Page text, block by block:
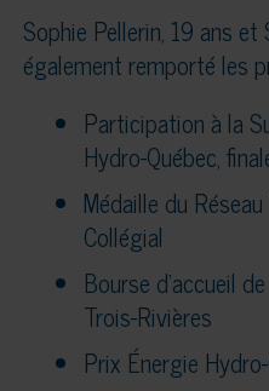
Sophie Pellerin, 19 ans
également remporté les
Participation à la
Hydro-Québec,
Médaille du
Collégial
Bourse d’accueil
Trois-Rivières
Prix Énergie